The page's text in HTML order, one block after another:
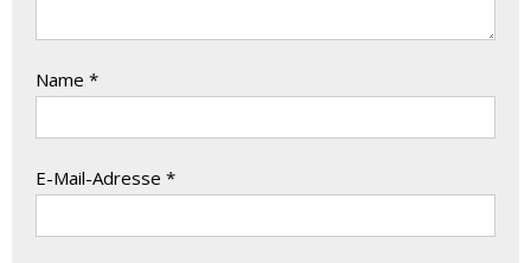
Name *
E-Mail-Adresse *